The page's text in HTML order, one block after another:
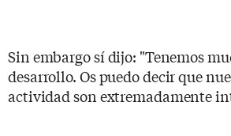
Sin embargo sí dijo: "Tenemos
desarrollo. Os puedo decir que
actividad son extremadamente